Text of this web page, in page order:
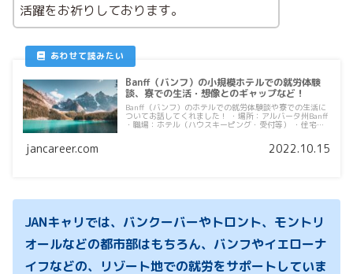
活躍をお祈りしております。
Banff（バンフ）の小規模ホテルでの就労体験
談、寮での生活・想像とのギャップなど！
Banff（バンフ）のホテルでの就労体験談や寮での生活に
ついてお話してくれました！ ・場所：アルバータ州Banff
・職場：ホテル（ハウスキーピング・受付等） ・住宅：
jancareer.com 2022.10.15
JANキャリでは、バンクーバーやトロント、モントリ
オールなどの都市部はもちろん、バンフやイエローナ
イフなどの、リゾート地での就労をサポートしていま